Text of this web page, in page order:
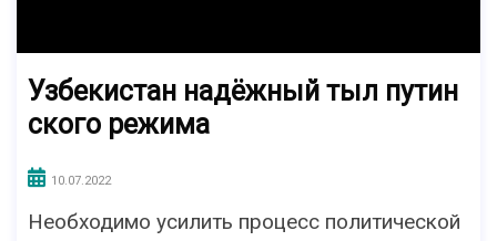
Узбекистан надёжный тыл путин
ского режима
10.07.2022
Необходимо усилить процесс политической